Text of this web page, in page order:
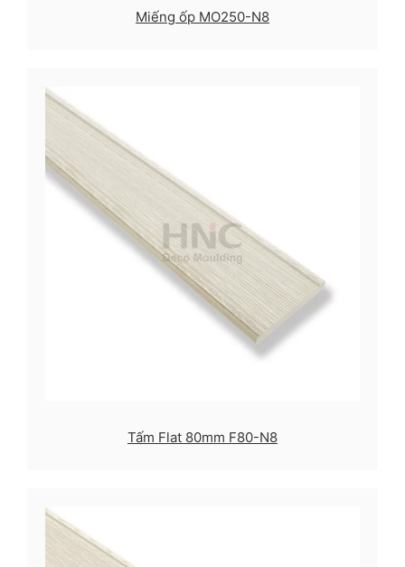
Miếng ốp MO250-N8
Tấm Flat 80mm F80-N8